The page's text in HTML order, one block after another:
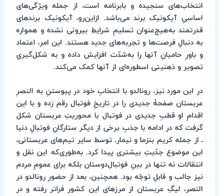
انتخاب‌های سنجیده و بابرنامه است، از جمله ویژگی‌های
اساسیِ آیکونیک برند می‌باشد. از‌این‌رو، آیکونیک برندهای
قدرتمند به‌هیچ‌عنوان تسلیمِ شرایطِ بیرونی نشده و همواره
به دنبالِ فرصت‌ها و تجربه‌های جدید هستند. این امر، اعتماد
و باورِ حامیانِ آنها را به‌شدّت افزایش داده و به شکل‌گیریِ
تصویر و ذهنیتی اسطوره‌ای از آنها کمک می‌کند.
در این مورد نیز، رونالدو با انتخابِ خود در پیوستنِ به النصرِ
عربستان صفحۀ‌ جدیدی را در تاریخِ فوتبال رقم زده و با این
اقدامِ او قطبِ جدیدی در فوتبال با محوریتِ عربستان شکل
گرفت که در ادامه با جذبِ برخی از دیگر ستارگانِ فوتبالِ دنیا
ـ از جمله کریم بنزما و نیمارـ توسط سایر تیم‌های عربستانی،
این موضوع جدّیتِ بیشتری پیدا کرد. به‌طوری‌که این نقل و
انتقالات نه تنها در بینِ فوتبال‌دوستان بلکه برای عمومِ مردم
نیز جالب و قابلِ توجّه بود. همچنین، بعد از حضورِ رونالدو در
النصر، لیگِ عربستان از مرزهای این کشور فراتر رفته و در